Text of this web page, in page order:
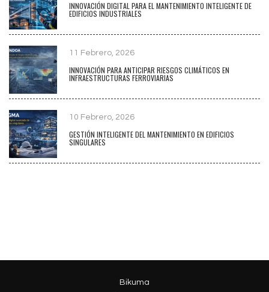
INNOVACIÓN DIGITAL PARA EL MANTENIMIENTO INTELIGENTE DE
EDIFICIOS INDUSTRIALES
11 Febrero, 2026
INNOVACIÓN PARA ANTICIPAR RIESGOS CLIMÁTICOS EN
INFRAESTRUCTURAS FERROVIARIAS
10 Febrero, 2026
GESTIÓN INTELIGENTE DEL MANTENIMIENTO EN EDIFICIOS
SINGULARES
Bikuma